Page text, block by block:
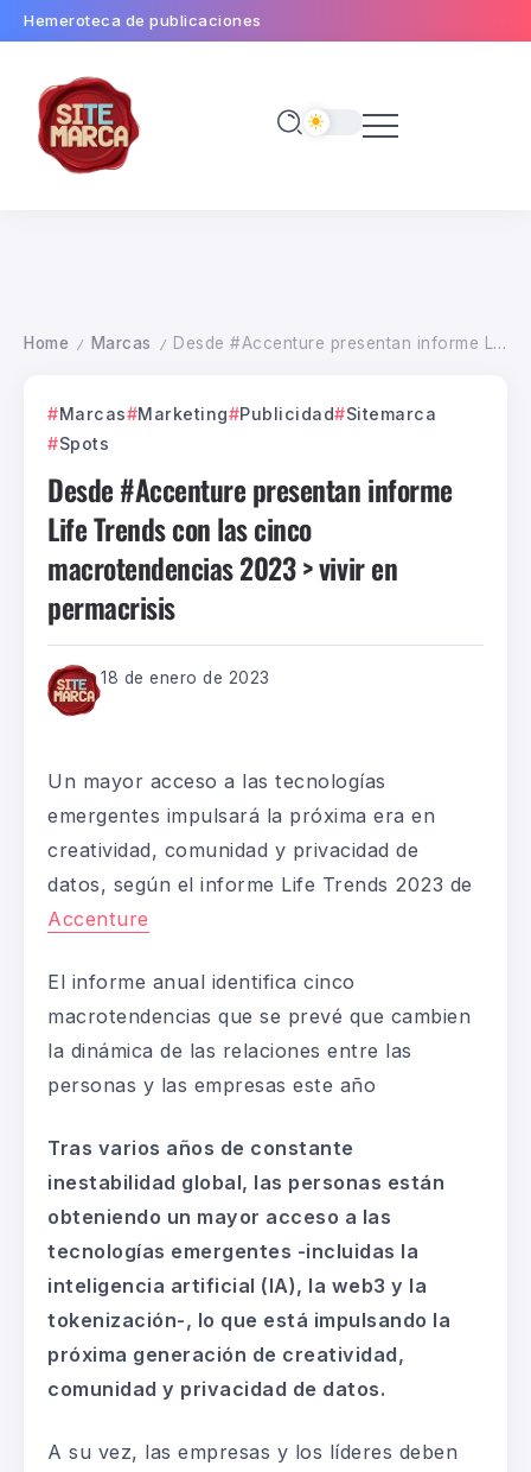
Hemeroteca de publicaciones
Home / Marcas / Desde #Accenture presentan informe Life Trends con las cinco macrotendencias 2023 > vivir en permacrisis
Marcas Marketing Publicidad
Sitemarca
Spots
Desde #Accenture presentan informe
Life Trends con las cinco
macrotendencias 2023 > vivir en
permacrisis
18 de enero de 2023
Un mayor acceso a las tecnologías
emergentes impulsará la próxima era en
creatividad, comunidad y privacidad de
datos, según el informe Life Trends 2023 de
Accenture
El informe anual identifica cinco
macrotendencias que se prevé que cambien
la dinámica de las relaciones entre las
personas y las empresas este año
Tras varios años de constante
inestabilidad global, las personas están
obteniendo un mayor acceso a las
tecnologías emergentes -incluidas la
inteligencia artificial (IA), la web3 y la
tokenización-, lo que está impulsando la
próxima generación de creatividad,
comunidad y privacidad de datos.
A su vez, las empresas y los líderes deben